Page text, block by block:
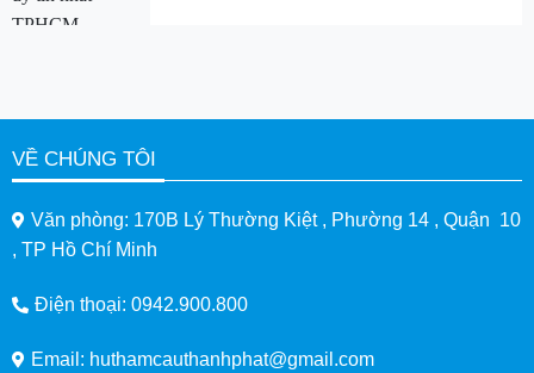
VỀ CHÚNG TÔI
Văn phòng: 170B Lý Thường Kiệt , Phường 14 , Quận 10
, TP Hồ Chí Minh
Điện thoại: 0942.900.800
Email: huthamcauthanhphat@gmail.com